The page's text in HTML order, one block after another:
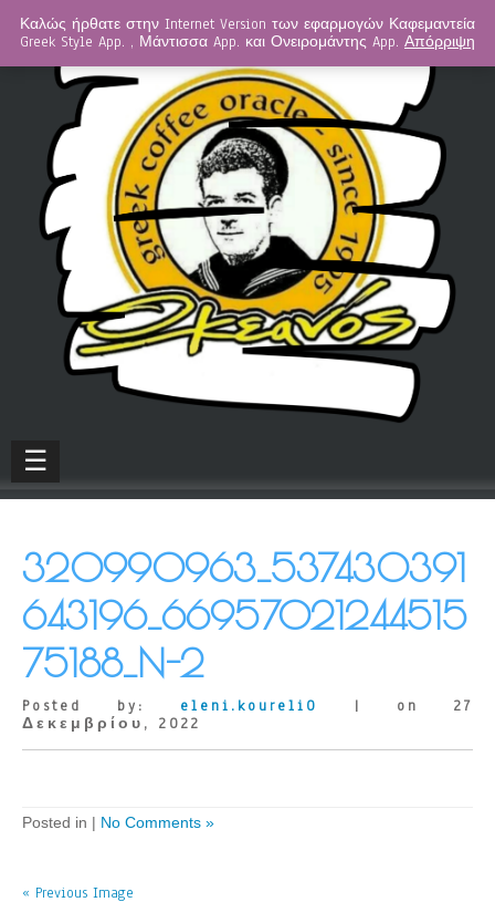
☰
320990963_537430391
643196_66957021244515
75188_N-2
Posted by: eleni.koureli0
| on 27
Δεκεμβρίου, 2022
Posted in | No Comments »
« Previous Image
Καλώς ήρθατε στην Internet Version των εφαρμογών Καφεμαντεία
Greek Style App. , Μάντισσα App. και Ονειρομάντης App. Απόρριψη